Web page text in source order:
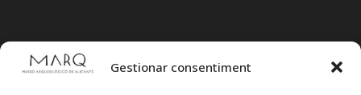
Gestionar consentiment